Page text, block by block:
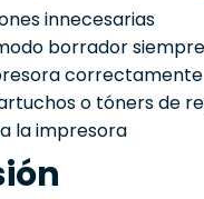
innecesarias
borrador
correctamente
o tóners de
la impresora